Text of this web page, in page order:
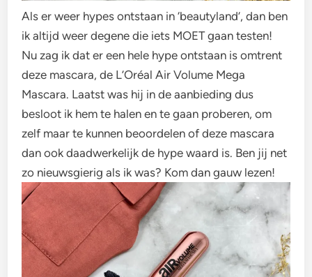
Als er weer hypes ontstaan in ‘beautyland’, dan ben
ik altijd weer degene die iets MOET gaan testen!
Nu zag ik dat er een hele hype ontstaan is omtrent
deze mascara, de L’Oréal Air Volume Mega
Mascara. Laatst was hij in de aanbieding dus
besloot ik hem te halen en te gaan proberen, om
zelf maar te kunnen beoordelen of deze mascara
dan ook daadwerkelijk de hype waard is. Ben jij net
zo nieuwsgierig als ik was? Kom dan gauw lezen!